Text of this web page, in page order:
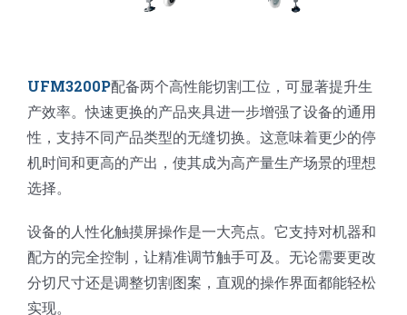
谷物棒切割
UFM3200P配备两个高性能切割工位，可显著提升生
产效率。快速更换的产品夹具进一步增强了设备的通用
性，支持不同产品类型的无缝切换。这意味着更少的停
机时间和更高的产出，使其成为高产量生产场景的理想
选择。
设备的人性化触摸屏操作是一大亮点。它支持对机器和
配方的完全控制，让精准调节触手可及。无论需要更改
分切尺寸还是调整切割图案，直观的操作界面都能轻松
实现。